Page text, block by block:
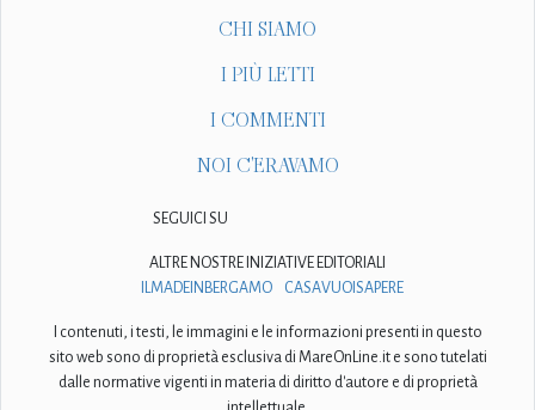
CHI SIAMO
I PIÙ LETTI
I COMMENTI
NOI C'ERAVAMO
SEGUICI SU
ALTRE NOSTRE INIZIATIVE EDITORIALI
ILMADEINBERGAMO
CASAVUOISAPERE
I contenuti, i testi, le immagini e le informazioni presenti in questo
sito web sono di proprietà esclusiva di MareOnLine.it e sono tutelati
dalle normative vigenti in materia di diritto d'autore e di proprietà